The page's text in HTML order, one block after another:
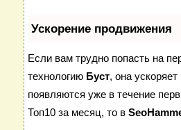
Ускорение продвижения
Если вам трудно попасть на
технологию Буст, она
появляются уже в течение
Топ10 за месяц, то в